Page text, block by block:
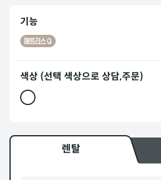
기능
색상 (선택 색상으로 상담,주문)
렌탈